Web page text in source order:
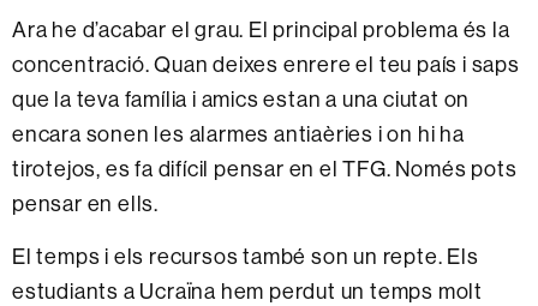
Ara he d’acabar el grau. El principal problema és la
concentració. Quan deixes enrere el teu país i saps
que la teva família i amics estan a una ciutat on
encara sonen les alarmes antiaèries i on hi ha
tirotejos, es fa difícil pensar en el TFG. Només pots
pensar en ells.
El temps i els recursos també son un repte. Els
estudiants a Ucraïna hem perdut un temps molt